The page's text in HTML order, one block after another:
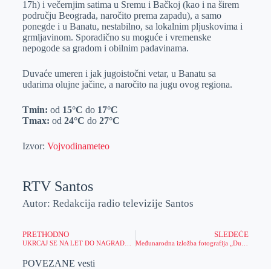
p
p
l
17h) i večernjim satima u Sremu i Bačkoj (kao i na širem
području Beograda, naročito prema zapadu), a samo
ponegde i u Banatu, nestabilno, sa lokalnim pljuskovima i
grmljavinom. Sporadično su moguće i vremenske
nepogode sa gradom i obilnim padavinama.
Duvaće umeren i jak jugoistočni vetar, u Banatu sa
udarima olujne jačine, a naročito na jugu ovog regiona.
Tmin: od 15°C do 17°C
Tmax: od 24°C do 27°C
Izvor: Vojvodinameteo
RTV Santos
Autor: Redakcija radio televizije Santos
PRETHODNO
UKRCAJ SE NA LET DO NAGRADNOG FONDA VREDNOG 500.000 DINARA!
SLEDEĆE
POVEZANE vesti